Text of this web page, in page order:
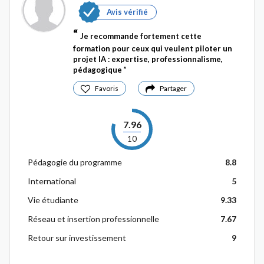
Avis vérifié
Je recommande fortement cette
formation pour ceux qui veulent piloter un
projet IA : expertise, professionnalisme,
pédagogique
Favoris Partager
7.96
10
Pédagogie du programme
8.8
International
5
Vie étudiante
9.33
Réseau et insertion professionnelle
7.67
Retour sur investissement
9